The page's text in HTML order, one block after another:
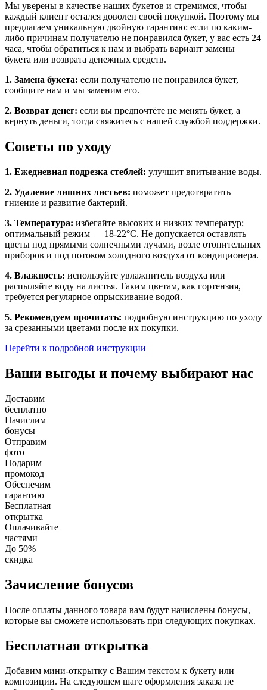
Мы уверены в качестве наших букетов и стремимся, чтобы
каждый клиент остался доволен своей покупкой. Поэтому мы
предлагаем уникальную двойную гарантию: если по каким-
либо причинам получателю не понравился букет, у вас есть 24
часа, чтобы обратиться к нам и выбрать вариант замены
букета или возврата денежных средств.
1. Замена букета: если получателю не понравился букет,
сообщите нам и мы заменим его.
2. Возврат денег: если вы предпочтёте не менять букет, а
вернуть деньги, тогда свяжитесь с нашей службой поддержки.
Советы по уходу
1. Ежедневная подрезка стеблей: улучшит впитывание воды.
2. Удаление лишних листьев: поможет предотвратить
гниение и развитие бактерий.
3. Температура: избегайте высоких и низких температур;
оптимальный режим — 18-22°C. Не допускается оставлять
цветы под прямыми солнечными лучами, возле отопительных
приборов и под потоком холодного воздуха от кондиционера.
4. Влажность: используйте увлажнитель воздуха или
распыляйте воду на листья. Таким цветам, как гортензия,
требуется регулярное опрыскивание водой.
5. Рекомендуем прочитать: подробную инструкцию по уходу
за срезанными цветами после их покупки.
Перейти к подробной инструкции
Ваши выгоды и почему выбирают нас
Доставим
бесплатно
Начислим
бонусы
Отправим
фото
Подарим
промокод
Обеспечим
гарантию
Бесплатная
открытка
Оплачивайте
частями
До 50%
скидка
Зачисление бонусов
После оплаты данного товара вам будут начислены бонусы,
которые вы сможете использовать при следующих покупках.
Бесплатная открытка
Добавим мини-открытку с Вашим текстом к букету или
композиции. На следующем шаге оформления заказа не